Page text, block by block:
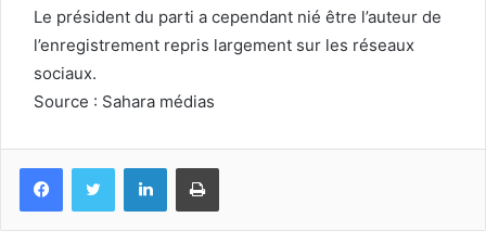
Le président du parti a cependant nié être l’auteur de
l’enregistrement repris largement sur les réseaux
sociaux.
Source : Sahara médias
FacebookTwitter LinkedinImprimer